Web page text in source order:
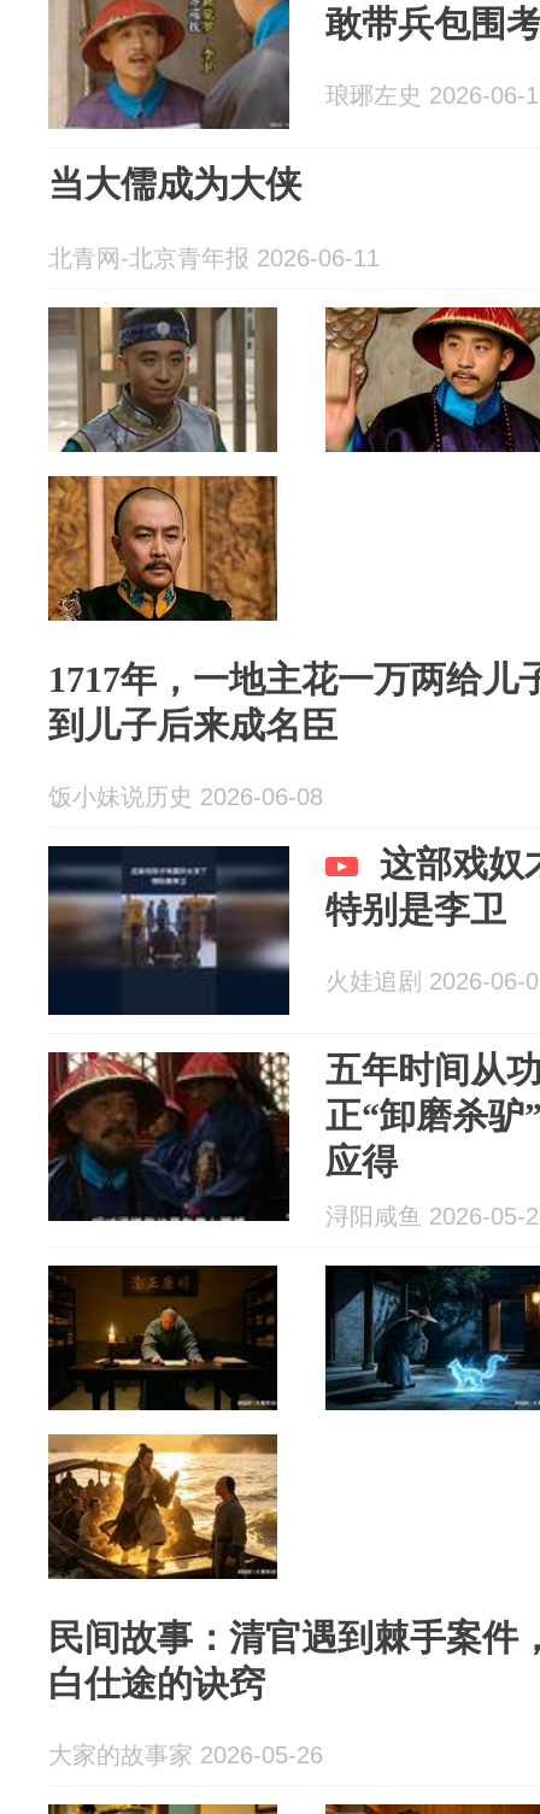
敢带兵包围
琅琊左史 2026-06-
当大儒成为大侠
北青网-北京青年报 2026-06-11
1717年，一地主花一万两给儿
到儿子后来成名臣
饭小妹说历史 2026-06-08
这部戏奴
特别是李卫
火娃追剧 2026-06-
五年时间从
正“卸磨杀驴
应得
浔阳咸鱼 2026-05-
民间故事：清官遇到棘手案件
白仕途的诀窍
大家的故事家 2026-05-26